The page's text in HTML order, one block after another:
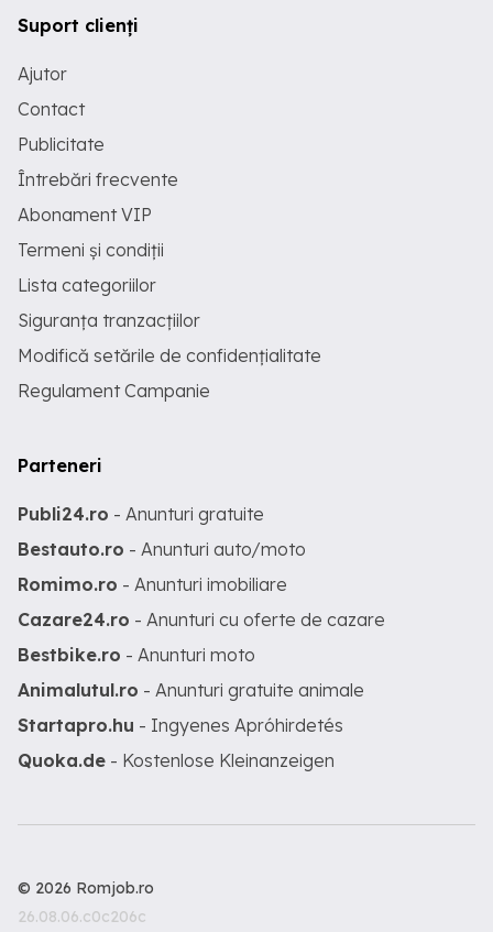
Suport clienți
Ajutor
Contact
Publicitate
Întrebări frecvente
Abonament VIP
Termeni și condiții
Lista categoriilor
Siguranța tranzacțiilor
Modifică setările de confidențialitate
Regulament Campanie
Parteneri
Publi24.ro - Anunturi gratuite
Bestauto.ro - Anunturi auto/moto
Romimo.ro - Anunturi imobiliare
Cazare24.ro - Anunturi cu oferte de cazare
Bestbike.ro - Anunturi moto
Animalutul.ro - Anunturi gratuite animale
Startapro.hu - Ingyenes Apróhirdetés
Quoka.de - Kostenlose Kleinanzeigen
© 2026 Romjob.ro
26.08.06.c0c206c